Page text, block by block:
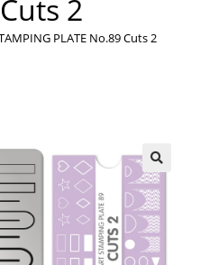
2
PLATE No.89 Cuts 2